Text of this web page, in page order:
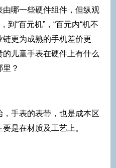
由哪一些硬件组件，但纵观
到“百元机”，“百元内“机不
更为成熟的手机差价更
儿童手表在硬件上有什么
？
手表的表带，也是成本区
是在材质及工艺上。